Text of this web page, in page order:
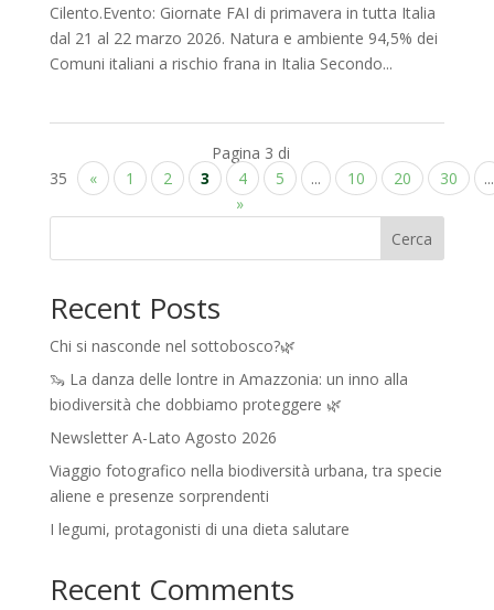
Cilento.Evento: Giornate FAI di primavera in tutta Italia
dal 21 al 22 marzo 2026. Natura e ambiente 94,5% dei
Comuni italiani a rischio frana in Italia Secondo...
Pagina 3 di
35
« 1 2 3 4 5 ... 10 20 30
...
»
Cerca
Recent Posts
Chi si nasconde nel sottobosco?🌿
🦦 La danza delle lontre in Amazzonia: un inno alla
biodiversità che dobbiamo proteggere 🌿
Newsletter A-Lato Agosto 2026
Viaggio fotografico nella biodiversità urbana, tra specie
aliene e presenze sorprendenti
I legumi, protagonisti di una dieta salutare
Recent Comments